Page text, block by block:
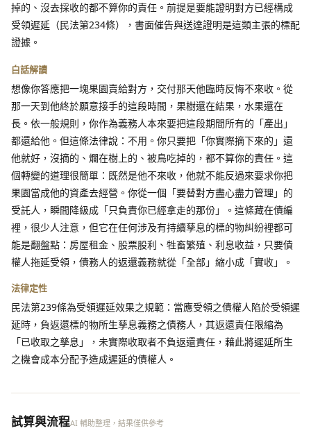
掉的、沒去採收的都不算你的責任。前提是要能證明對方已經構成
受領遲延（民法第234條），書面催告與送達證明是這類主張的標配
證據。
白話解讀
想像你答應把一塊果園賣給對方，交付那天他臨時反悔不來收。從
那一天到他終於願意接手的這段時間，果樹還在結果，水果還在
長。依一般規則，你作為義務人本來要把這段期間所有的「產出」
都還給他。但這條法律說：不用。你只要把「你實際摘下來的」還
他就好，沒摘的、爛在樹上的、被鳥吃掉的，都不算你的責任。這
個轉變的道理很簡單：既然是他不來收，他就不能反過來要求你把
果園當成他的資產去經營。你從一個「要替對方盡心盡力管理」的
受託人，瞬間降級成「只負責你已經拿走的那份」。這條藏在債編
裡，很少人注意，但它在任何涉及有持續孳息的標的物糾紛裡都可
能是翻盤點：房屋租金、股票股利、牲畜繁殖、利息收益，只要債
權人拖延受領，債務人的返還義務就從「全部」縮小成「實收」。
法律定性
民法第239條為受領遲延效果之規範：當應受領之債權人陷於受領遲
延時，負返還標的物所生孳息義務之債務人，其返還責任限縮為
「已收取之孳息」，未實際收取者不負返還責任，藉此將遲延所生
之機會成本分配予造成遲延的債權人。
試算與流程AI 輔助整理，結果僅供參考